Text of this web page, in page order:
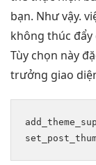
bạn. Như vậy.
không thúc
Tùy chọn này
trưởng giao